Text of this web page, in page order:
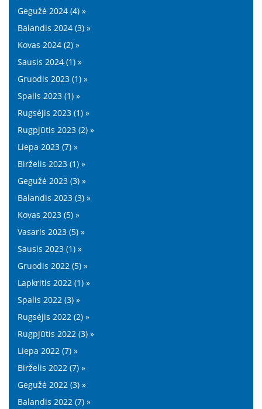
Gegužė 2024 (4) »
Balandis 2024 (3) »
Kovas 2024 (2) »
Sausis 2024 (1) »
Gruodis 2023 (1) »
Spalis 2023 (1) »
Rugsėjis 2023 (1) »
Rugpjūtis 2023 (2) »
Liepa 2023 (7) »
Birželis 2023 (1) »
Gegužė 2023 (3) »
Balandis 2023 (3) »
Kovas 2023 (5) »
Vasaris 2023 (5) »
Sausis 2023 (1) »
Gruodis 2022 (5) »
Lapkritis 2022 (1) »
Spalis 2022 (3) »
Rugsėjis 2022 (2) »
Rugpjūtis 2022 (3) »
Liepa 2022 (7) »
Birželis 2022 (7) »
Gegužė 2022 (3) »
Balandis 2022 (7) »